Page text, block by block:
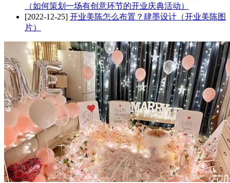
（如何策划一场有创意环节的开业庆典活动）
[2022-12-25] 开业美陈怎么布置？肆墨设计（开业美陈图
片）